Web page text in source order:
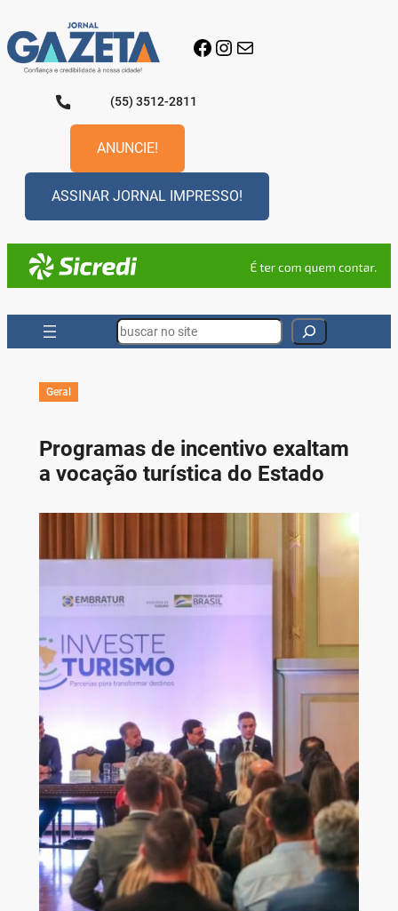
para
o
conteúdo
Facebook
Instagram
E-mail
(55) 3512-2811
ANUNCIE!
ASSINAR JORNAL IMPRESSO!
Search
Geral
Programas de incentivo exaltam
a vocação turística do Estado